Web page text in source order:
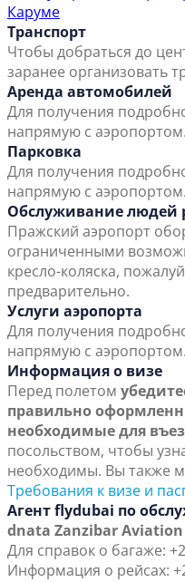
Каруме
Транспорт
Чтобы добраться до
заранее организовать
Аренда автомобилей
Для получения
напрямую с аэропортом.
Парковка
Для получения
напрямую с аэропортом.
Обслуживание людей
Пражский аэропорт
ограниченными
кресло-коляска,
предварительно.
Услуги аэропорта
Для получения
напрямую с аэропортом.
Информация о визе
Перед полетом
правильно
необходимые для
посольством, чтобы
необходимы. Вы также
Требования к визе и
Агент flydubai по
dnata Zanzibar
Для справок о багаже:
Информация о рейсах: